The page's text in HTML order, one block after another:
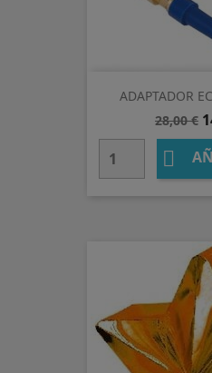
ADAPTADOR
Precio
base
28,00 €
